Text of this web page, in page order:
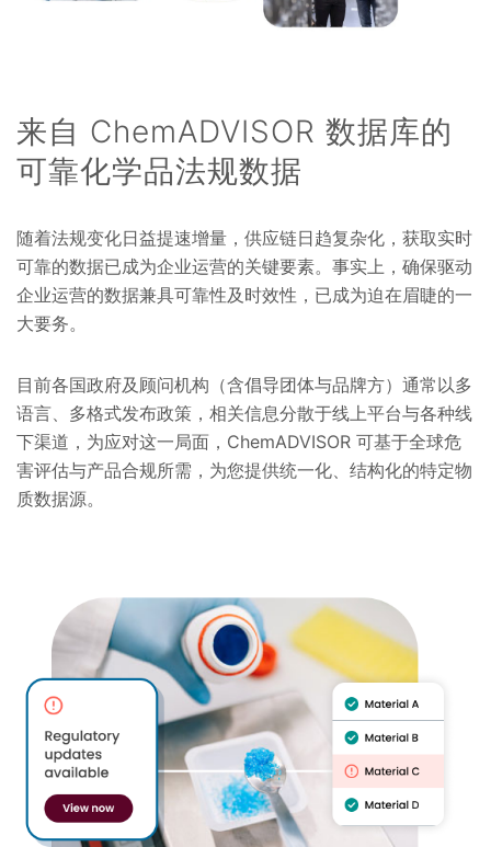
来自 ChemADVISOR 数据库的
可靠化学品法规数据
随着法规变化日益提速增量，供应链日趋复杂化，获取实时
可靠的数据已成为企业运营的关键要素。事实上，确保驱动
企业运营的数据兼具可靠性及时效性，已成为迫在眉睫的一
大要务。
目前各国政府及顾问机构（含倡导团体与品牌方）通常以多
语言、多格式发布政策，相关信息分散于线上平台与各种线
下渠道，为应对这一局面，ChemADVISOR 可基于全球危
害评估与产品合规所需，为您提供统一化、结构化的特定物
质数据源。